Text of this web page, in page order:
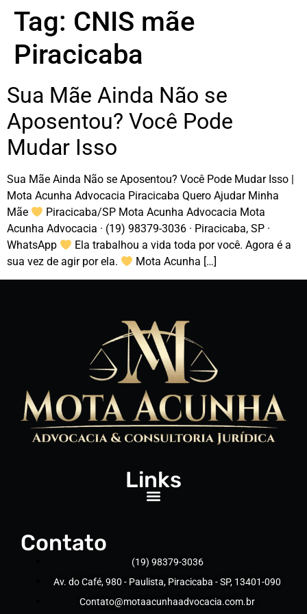
Tag: CNIS mãe
Piracicaba
Sua Mãe Ainda Não se
Aposentou? Você Pode
Mudar Isso
Sua Mãe Ainda Não se Aposentou? Você Pode Mudar Isso |
Mota Acunha Advocacia Piracicaba Quero Ajudar Minha
Mãe
Piracicaba/SP Mota Acunha Advocacia Mota
Acunha Advocacia · (19) 98379-3036 · Piracicaba, SP ·
WhatsApp
Ela trabalhou a vida toda por você. Agora é a
sua vez de agir por ela.
Mota Acunha […]
Links
Contato
(19) 98379-3036
Av. do Café, 980 - Paulista, Piracicaba - SP, 13401-090
Contato@motaacunhaadvocacia.com.br